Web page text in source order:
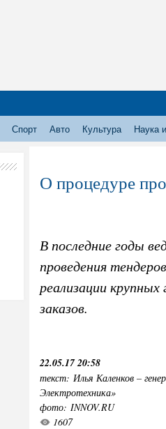
Спорт Авто Культура Наука
О процедуре
В последние годы
проведения
реализации
заказов.
22.05.17 20:58
текст: Илья Каленков –
Электротехника»
фото: INNOV.RU
1607